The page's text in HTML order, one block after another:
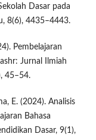
Dasar pada
8(6), 4435–4443.
Pembelajaran
Jurnal Ilmiah
45–54.
E. (2024). Analisis
Bahasa
Dasar, 9(1),